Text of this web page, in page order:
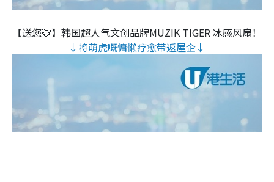
【送您🐯】韩国超人气文创品牌MUZIK TIGER 冰感风扇！
↓将萌虎嘅慵懒疗愈带返屋企↓